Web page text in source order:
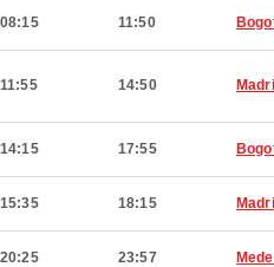
08:15 11:50
11:55 14:50
14:15 17:55
15:35 18:15
20:25 23:57